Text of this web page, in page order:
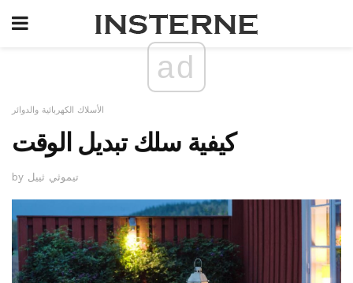
ad
الأسلاك الكهربائية والدوائر
كيفية سلك تبديل الوقت
by تيموثي ثييل